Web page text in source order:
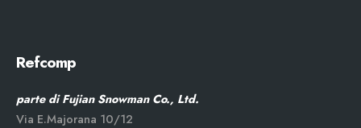
Refcomp
parte di Fujian Snowman Co., Ltd.
Via E.Majorana 10/12